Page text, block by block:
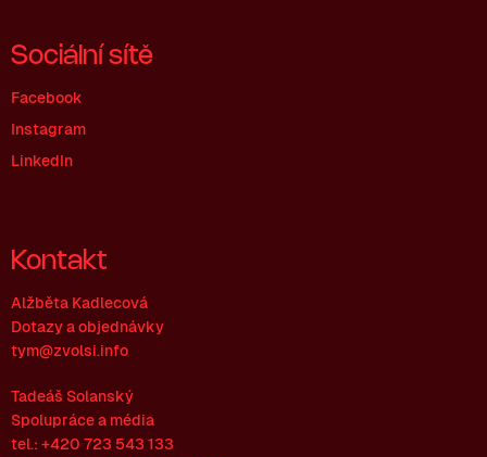
Sociální sítě
Facebook
Instagram
LinkedIn
Kontakt
Alžběta Kadlecová
Dotazy a objednávky
tym@zvolsi.info
Tadeáš Solanský
Spolupráce a média
tel.: +420 723 543 133